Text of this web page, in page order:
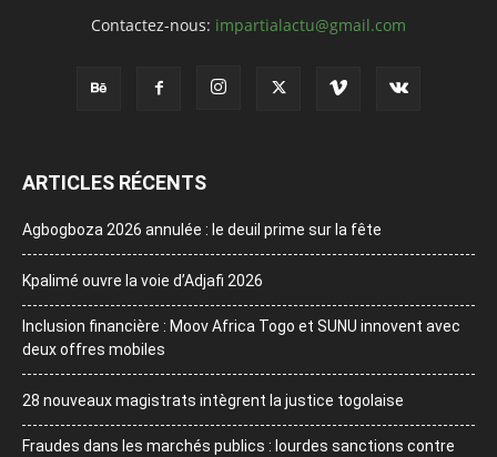
Contactez-nous: impartialactu@gmail.com
ARTICLES RÉCENTS
Agbogboza 2026 annulée : le deuil prime sur la fête
Kpalimé ouvre la voie d’Adjafi 2026
Inclusion financière : Moov Africa Togo et SUNU innovent avec
deux offres mobiles
28 nouveaux magistrats intègrent la justice togolaise
Fraudes dans les marchés publics : lourdes sanctions contre